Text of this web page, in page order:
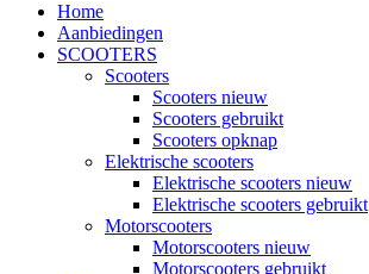
Home
Aanbiedingen
SCOOTERS
Scooters
Scooters nieuw
Scooters gebruikt
Scooters opknap
Elektrische scooters
Elektrische scooters nieuw
Elektrische scooters gebruikt
Motorscooters
Motorscooters nieuw
Motorscooters gebruikt